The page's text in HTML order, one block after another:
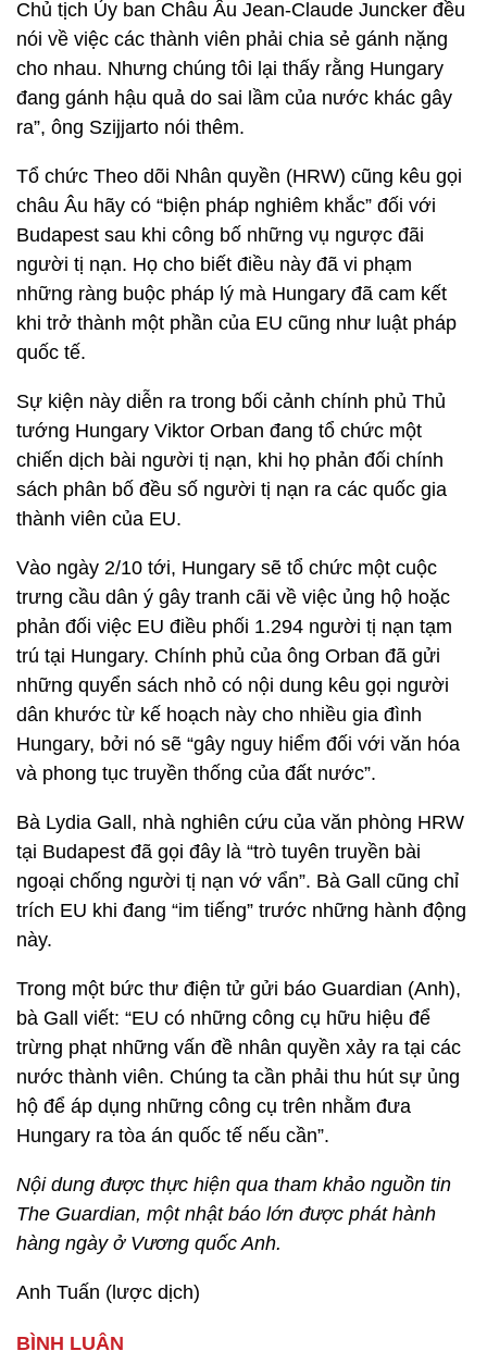
Chủ tịch Ủy ban Châu Âu Jean-Claude Juncker đều
nói về việc các thành viên phải chia sẻ gánh nặng
cho nhau. Nhưng chúng tôi lại thấy rằng Hungary
đang gánh hậu quả do sai lầm của nước khác gây
ra”, ông Szijjarto nói thêm.
Tổ chức Theo dõi Nhân quyền (HRW) cũng kêu gọi
châu Âu hãy có “biện pháp nghiêm khắc” đối với
Budapest sau khi công bố những vụ ngược đãi
người tị nạn. Họ cho biết điều này đã vi phạm
những ràng buộc pháp lý mà Hungary đã cam kết
khi trở thành một phần của EU cũng như luật pháp
quốc tế.
Sự kiện này diễn ra trong bối cảnh chính phủ Thủ
tướng Hungary Viktor Orban đang tổ chức một
chiến dịch bài người tị nạn, khi họ phản đối chính
sách phân bố đều số người tị nạn ra các quốc gia
thành viên của EU.
Vào ngày 2/10 tới, Hungary sẽ tổ chức một cuộc
trưng cầu dân ý gây tranh cãi về việc ủng hộ hoặc
phản đối việc EU điều phối 1.294 người tị nạn tạm
trú tại Hungary. Chính phủ của ông Orban đã gửi
những quyển sách nhỏ có nội dung kêu gọi người
dân khước từ kế hoạch này cho nhiều gia đình
Hungary, bởi nó sẽ “gây nguy hiểm đối với văn hóa
và phong tục truyền thống của đất nước”.
Bà Lydia Gall, nhà nghiên cứu của văn phòng HRW
tại Budapest đã gọi đây là “trò tuyên truyền bài
ngoại chống người tị nạn vớ vẩn”. Bà Gall cũng chỉ
trích EU khi đang “im tiếng” trước những hành động
này.
Trong một bức thư điện tử gửi báo Guardian (Anh),
bà Gall viết: “EU có những công cụ hữu hiệu để
trừng phạt những vấn đề nhân quyền xảy ra tại các
nước thành viên. Chúng ta cần phải thu hút sự ủng
hộ để áp dụng những công cụ trên nhằm đưa
Hungary ra tòa án quốc tế nếu cần”.
Nội dung được thực hiện qua tham khảo nguồn tin
The Guardian, một nhật báo lớn được phát hành
hàng ngày ở Vương quốc Anh.
Anh Tuấn (lược dịch)